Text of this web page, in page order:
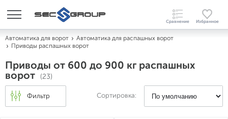
Автоматика для ворот
Автоматика для распашных ворот
Приводы распашных ворот
Приводы от 600 до 900 кг распашных
ворот (23)
Фильтр Сортировка: